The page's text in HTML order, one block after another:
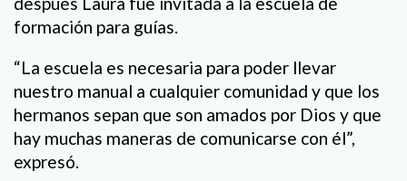
formación para guías.
“La escuela es necesaria para poder llevar
nuestro manual a cualquier comunidad y que los
hermanos sepan que son amados por Dios y que
hay muchas maneras de comunicarse con él”,
expresó.